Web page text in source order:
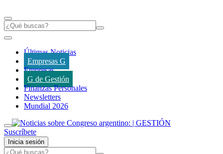
Últimas Noticias
Empresas G
Empresas
G de Gestión
Finanzas Personales
Newsletters
Mundial 2026
Suscríbete
Inicia sesión